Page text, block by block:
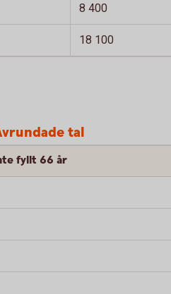
8 400
18 100
tal
fyllt 66 år